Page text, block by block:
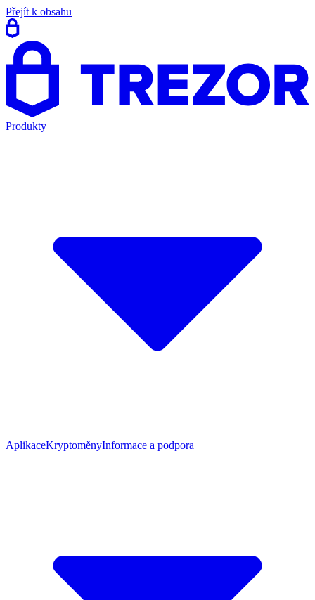
Přejít k obsahu
Produkty
AplikaceKryptoměnyInformace a podpora